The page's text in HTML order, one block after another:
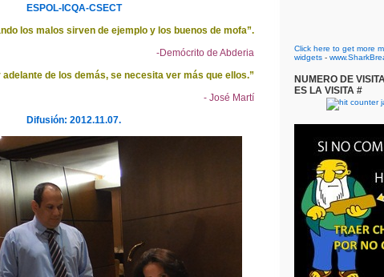
ESPOL-ICQA-CSECT
los malos sirven de ejemplo y los buenos de mofa”.
-Demócrito de Abderia
adelante de los demás, se necesita ver más que ellos.”
- José Martí
Difusión: 2012.11.07.
Click here to get more
widgets -
NUMERO DE
ES LA VISITA #